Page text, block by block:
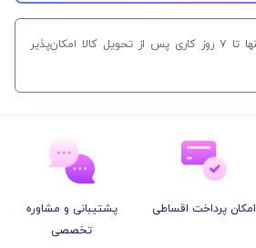
امکان بازگشت کالا تنها تا ۷ روز کاری پس از تحویل کالا امکان‌پذیر
امکان پرداخت اقساطی
پشتیبانی و مشاوره
تخصصی